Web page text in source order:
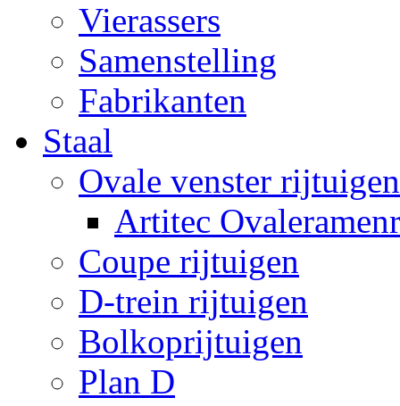
Vierassers
Samenstelling
Fabrikanten
Staal
Ovale venster rijtuigen
Artitec
Coupe rijtuigen
D-trein rijtuigen
Bolkoprijtuigen
Plan D